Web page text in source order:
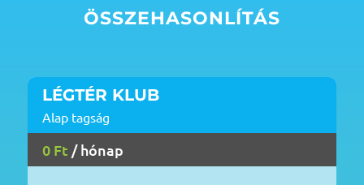
ÖSSZEHASONLÍTÁS
LÉGTÉR KLUB
Alap tagság
0 Ft / hónap